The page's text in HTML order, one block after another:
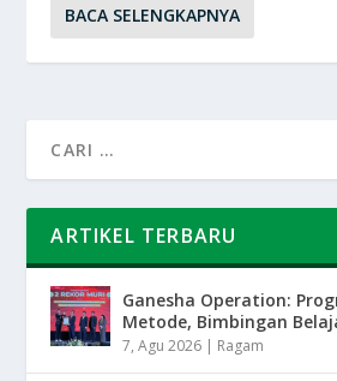
BACA SELENGKAPNYA
ARTIKEL TERBARU
Ganesha Operation:
Metode, Bimbingan
7, Agu 2026 | Ragam